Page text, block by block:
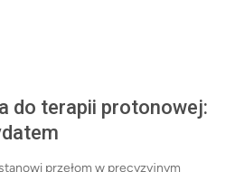
do terapii protonowej:
przełom w precyzyjnym